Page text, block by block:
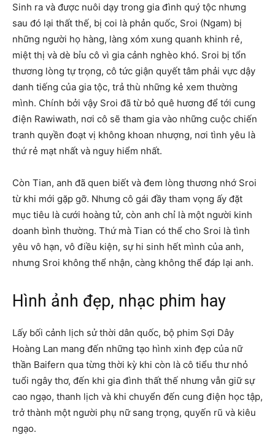
Sinh ra và được nuôi dạy trong gia đình quý tộc nhưng
sau đó lại thất thế, bị coi là phản quốc, Sroi (Ngam) bị
những người họ hàng, làng xóm xung quanh khinh rẻ,
miệt thị và dè bỉu cô vì gia cảnh nghèo khó. Sroi bị tổn
thương lòng tự trọng, cô tức giận quyết tâm phải vực dậy
danh tiếng của gia tộc, trả thù những kẻ xem thường
mình. Chính bởi vậy Sroi đã từ bỏ quê hương để tới cung
điện Rawiwath, nơi cô sẽ tham gia vào những cuộc chiến
tranh quyền đoạt vị không khoan nhượng, nơi tình yêu là
thứ rẻ mạt nhất và nguy hiểm nhất.
Còn Tian, anh đã quen biết và đem lòng thương nhớ Sroi
từ khi mới gặp gỡ. Nhưng cô gái đầy tham vọng ấy đặt
mục tiêu là cưới hoàng tử, còn anh chỉ là một người kinh
doanh bình thường. Thứ mà Tian có thể cho Sroi là tình
yêu vô hạn, vô điều kiện, sự hi sinh hết mình của anh,
nhưng Sroi không thể nhận, càng không thể đáp lại anh.
Hình ảnh đẹp, nhạc phim hay
Lấy bối cảnh lịch sử thời dân quốc, bộ phim Sợi Dây
Hoàng Lan mang đến những tạo hình xinh đẹp của nữ
thần Baifern qua từng thời kỳ khi còn là cô tiểu thư nhỏ
tuổi ngây thơ, đến khi gia đình thất thế nhưng vẫn giữ sự
cao ngạo, thanh lịch và khi chuyển đến cung điện học tập,
trở thành một người phụ nữ sang trọng, quyến rũ và kiêu
ngạo.